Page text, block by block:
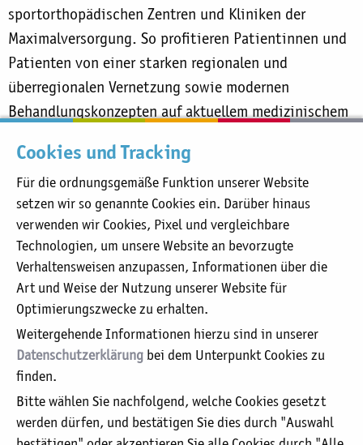
sportorthopädischen Zentren und Kliniken der
Maximalversorgung. So profitieren Patientinnen und
Patienten von einer starken regionalen und
überregionalen Vernetzung sowie modernen
Behandlungskonzepten auf aktuellem medizinischem
Sie befinden sich hier:
Katholisches Karl-Leisner-Klinikum
St.-Antonius-Hospital
aktuell:
Neue Knie- und sportmedizinische Sprechstunde am St.-Antonius-
Hospital in Kleve
Unser Leitbild
Organigramm
Aufsichtsrat / Kuratorium
Geschäftsführung / Verwaltung
Beauftrager für Medizinproduktesicherheit
Datenschutzerklärung
Cookies und Tracking
Für die ordnungsgemäße Funktion unserer Website
setzen wir so genannte Cookies ein. Darüber hinaus
verwenden wir Cookies, Pixel und vergleichbare
Technologien, um unsere Website an bevorzugte
Verhaltensweisen anzupassen, Informationen über die
Art und Weise der Nutzung unserer Website für
Optimierungszwecke zu erhalten.
Weitergehende Informationen hierzu sind in unserer
Datenschutzerklärung bei dem Unterpunkt Cookies zu
finden.
Bitte wählen Sie nachfolgend, welche Cookies gesetzt
werden dürfen, und bestätigen Sie dies durch "Auswahl